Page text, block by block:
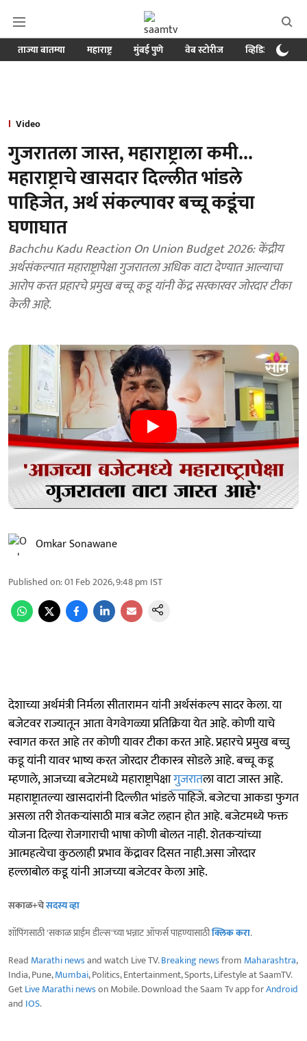
ताज्या बातम्या महाराष्ट्र मुंबई पुणे वेब स्टोरीज व्हिडिओ
Video
गुजरातला जास्त, महाराष्ट्राला कमी...
महाराष्ट्राचे खासदार दिल्लीत भांडले
पाहिजेत, अर्थ संकल्पावर बच्चू कडूंचा
घणाघात
Bachchu Kadu Reaction On Union Budget 2026: केंद्रीय
अर्थसंकल्पात महाराष्ट्रापेक्षा गुजरातला अधिक वाटा देण्यात आल्याचा
आरोप करत प्रहारचे प्रमुख बच्चू कडू यांनी केंद्र सरकारवर जोरदार टीका
केली आहे.
Omkar Sonawane
Published on:01 Feb 2026, 9:48 pm IST
देशाच्या अर्थमंत्री निर्मला सीतारामन यांनी अर्थसंकल्प सादर केला. या
बजेटवर राज्यातून आता वेगवेगळ्या प्रतिक्रिया येत आहे. कोणी याचे
स्वागत करत आहे तर कोणी यावर टीका करत आहे. प्रहारचे प्रमुख बच्चु
कडू यांनी यावर भाष्य करत जोरदार टीकास्त्र सोडले आहे. बच्चू कडू
म्हणाले, आजच्या बजेटमध्ये महाराष्ट्रापेक्षागुजरातला वाटा जास्त आहे.
महाराष्ट्रातल्या खासदारांनी दिल्लीत भांडले पाहिजे. बजेटचा आकडा फुगत
असला तरी शेतकऱ्यांसाठी मात्र बजेट लहान होत आहे. बजेटमध्ये फक्त
योजना दिल्या रोजगाराची भाषा कोणी बोलत नाही. शेतकऱ्यांच्या
आत्महत्येचा कुठलाही प्रभाव केंद्रावर दिसत नाही.असा जोरदार
हल्लाबोल कडू यांनी आजच्या बजेटवर केला आहे.
सकाळ+चेसदस्य व्हा
शॉपिंगसाठी 'सकाळ प्राईम डील्स'च्या भन्नाट ऑफर्स पाहण्यासाठीक्लिक करा.
Read Marathi newsand watch Live TV.Breaking newsfrom Maharashtra,
India, Pune,Mumbai, Politics, Entertainment, Sports, Lifestyle at SaamTV.
GetLive Marathi newson Mobile. Download the Saam Tv app forAndroid
and IOS.